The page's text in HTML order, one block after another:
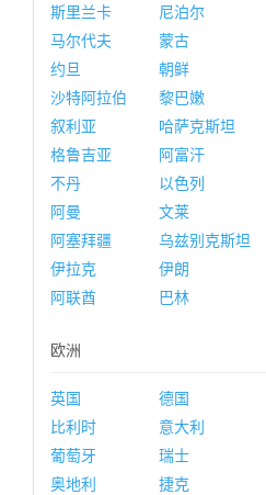
斯里兰卡
尼泊尔
马尔代夫
蒙古
约旦
朝鲜
沙特阿拉伯
黎巴嫩
叙利亚
哈萨克斯坦
格鲁吉亚
阿富汗
不丹
以色列
阿曼
文莱
阿塞拜疆
乌兹别克斯坦
伊拉克
伊朗
阿联酋
巴林
欧洲
英国 德国
比利时
意大利
葡萄牙
瑞士
奥地利
捷克